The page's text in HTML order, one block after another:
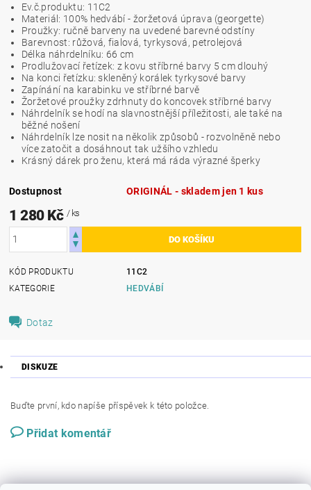
Ev.č.produktu: 11C2
Materiál: 100% hedvábí - žoržetová úprava (georgette)
Proužky: ručně barveny na uvedené barevné odstíny
Barevnost: růžová, fialová, tyrkysová, petrolejová
Délka náhrdelníku: 66 cm
Prodlužovací řetízek: z kovu stříbrné barvy 5 cm dlouhý
Na konci řetízku: skleněný korálek tyrkysové barvy
Zapínání na karabinku ve stříbrné barvě
Žoržetové proužky zdrhnuty do koncovek stříbrné barvy
Náhrdelník se hodí na slavnostnější příležitosti, ale také na
běžné nošení
Náhrdelník lze nosit na několik způsobů - rozvolněně nebo
více zatočit a dosáhnout tak užšího vzhledu
Krásný dárek pro ženu, která má ráda výrazné šperky
Dostupnost ORIGINÁL - skladem jen 1 kus
1 280 Kč / ks
KÓD PRODUKTU
11C2
KATEGORIE
HEDVÁBÍ
Dotaz
DISKUZE
Buďte první, kdo napíše příspěvek k této položce.
Přidat komentář